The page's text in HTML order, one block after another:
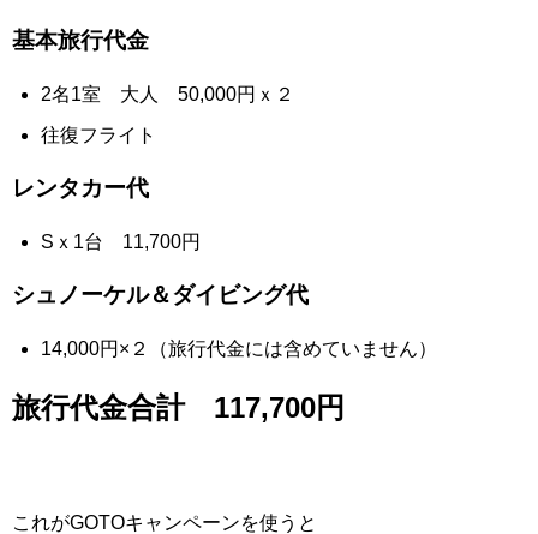
基本旅行代金
2名1室 大人 50,000円ｘ２
往復フライト
レンタカー代
Sｘ1台 11,700円
シュノーケル＆ダイビング代
14,000円×２（旅行代金には含めていません）
旅行代金合計 117,700円
これがGOTOキャンペーンを使うと